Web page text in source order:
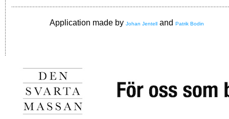
Application made by Johan Jentell and Patrik Bodin